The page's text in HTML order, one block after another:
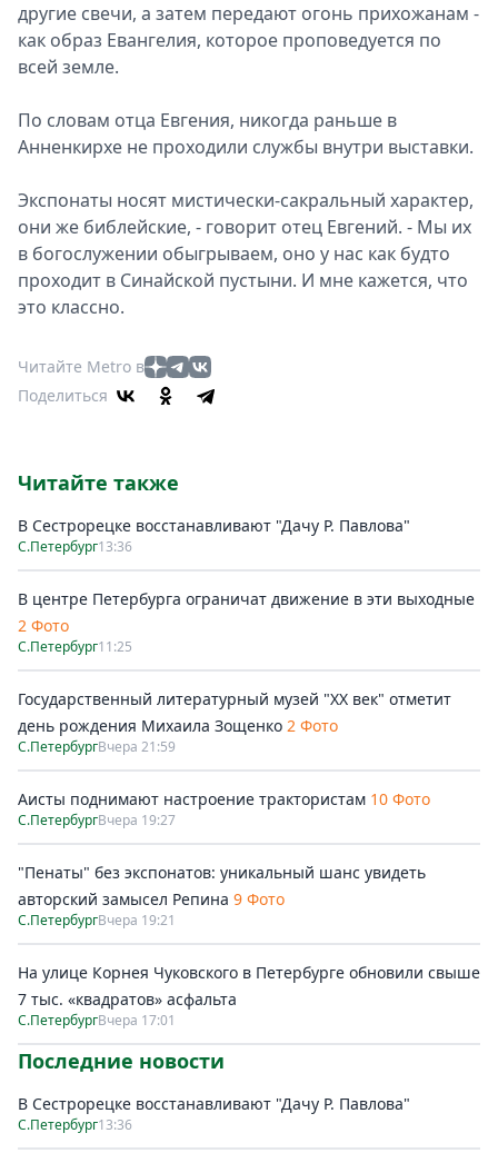
другие свечи, а затем передают огонь прихожанам -
как образ Евангелия, которое проповедуется по
всей земле.
По словам отца Евгения, никогда раньше в
Анненкирхе не проходили службы внутри выставки.
Экспонаты носят мистически-сакральный характер,
они же библейские, - говорит отец Евгений. - Мы их
в богослужении обыгрываем, оно у нас как будто
проходит в Синайской пустыни. И мне кажется, что
это классно.
Читайте Metro в
Поделиться
Читайте также
В Сестрорецке восстанавливают "Дачу Р. Павлова"
С.Петербург13:36
В центре Петербурга ограничат движение в эти выходные
2 Фото
С.Петербург11:25
Государственный литературный музей "ХХ век" отметит
день рождения Михаила Зощенко 2 Фото
С.ПетербургВчера 21:59
Аисты поднимают настроение трактористам 10 Фото
С.ПетербургВчера 19:27
"Пенаты" без экспонатов: уникальный шанс увидеть
авторский замысел Репина 9 Фото
С.ПетербургВчера 19:21
На улице Корнея Чуковского в Петербурге обновили свыше
7 тыс. «квадратов» асфальта
С.ПетербургВчера 17:01
Последние новости
В Сестрорецке восстанавливают "Дачу Р. Павлова"
С.Петербург13:36